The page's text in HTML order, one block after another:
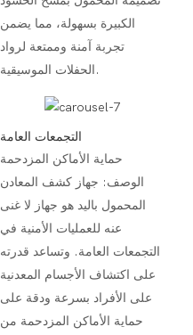
الكبيرة بسهولة، مما يضمن
تجربة آمنة وممتعة لرواد
الحفلات الموسيقية.
التجمعات العامة
حماية الأماكن المزدحمة
الوصف: جهاز كشف المعادن
المحمول باليد هو جهاز لا غنى
عنه للعمليات الأمنية في
التجمعات العامة. وتساعد قدرته
على اكتشاف الأجسام المعدنية
على الأفراد بسرعة ودقة على
حماية الأماكن المزدحمة من